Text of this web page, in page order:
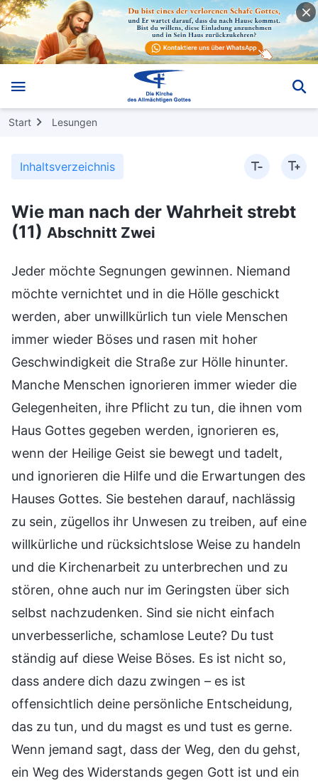
Start Lesungen
Inhaltsverzeichnis
Wie man nach der Wahrheit strebt
(11) Abschnitt Zwei
Jeder möchte Segnungen gewinnen. Niemand
möchte vernichtet und in die Hölle geschickt
werden, aber unwillkürlich tun viele Menschen
immer wieder Böses und rasen mit hoher
Geschwindigkeit die Straße zur Hölle hinunter.
Manche Menschen ignorieren immer wieder die
Gelegenheiten, ihre Pflicht zu tun, die ihnen vom
Haus Gottes gegeben werden, ignorieren es,
wenn der Heilige Geist sie bewegt und tadelt,
und ignorieren die Hilfe und die Erwartungen des
Hauses Gottes. Sie bestehen darauf, nachlässig
zu sein, zügellos ihr Unwesen zu treiben, auf eine
willkürliche und rücksichtslose Weise zu handeln
und die Kirchenarbeit zu unterbrechen und zu
stören, ohne auch nur im Geringsten über sich
selbst nachzudenken. Sind sie nicht einfach
unverbesserliche, schamlose Leute? Du tust
ständig auf diese Weise Böses. Es ist nicht so,
dass andere dich dazu zwingen – es ist
offensichtlich deine persönliche Entscheidung,
das zu tun, und du magst es und tust es gerne.
Wenn jemand sagt, dass der Weg, den du gehst,
ein Weg des Widerstands gegen Gott ist und ein